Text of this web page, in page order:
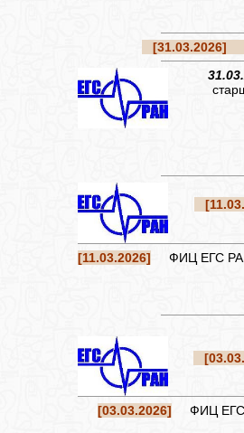
[31.03.2026]
[11.03.2026] ФИЦ ЕГС РАН
[03.03.2026] ФИЦ ЕГС